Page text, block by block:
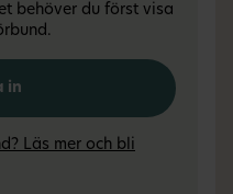
behöver du först visa
in
Läs mer och bli